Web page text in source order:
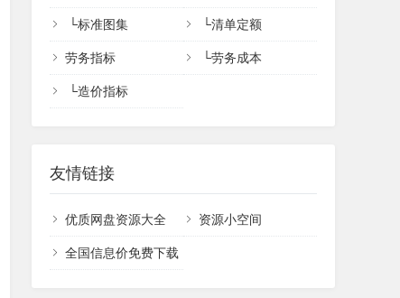
└标准图集 └清单定额
劳务指标 └劳务成本
└造价指标
友情链接
优质网盘资源大全 资源小空间
全国信息价免费下载